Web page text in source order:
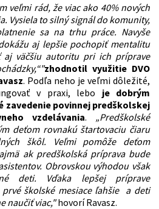
veľmi rád, že viac ako 40% nových
Vysiela to silný signál do komunity,
sa na trhu práce. Navyše
aj lepšie pochopiť mentalitu
väčšiu autoritu pri ich príprave
zhodnotil využitie DVO
. Podľa neho je veľmi dôležité,
v praxi, lebo je dobrým
zavedenie povinnej predškolskej
vzdelávania. „Predškolské
deťom rovnakú štartovaciu čiaru
škôl. Veľmi pomôže deťom
ak predškolská príprava bude
Obrovskou výhodou však
deti. Vďaka lepšej príprave
školské mesiace ľahšie a deti
naučiť viac,"hovorí Ravasz.